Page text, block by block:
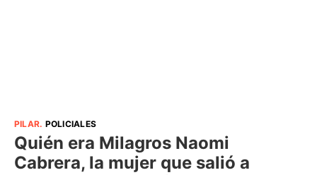
PILAR. POLICIALES
Quién era Milagros Naomi
Cabrera, la mujer que salió a